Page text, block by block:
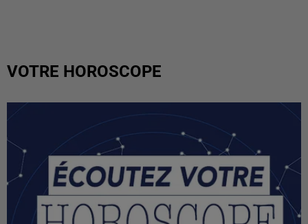
VOTRE HOROSCOPE